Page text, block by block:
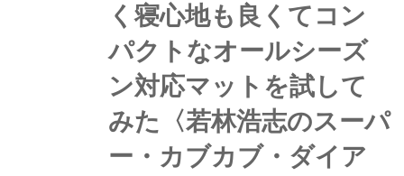
く寝心地も良くてコン
パクトなオールシーズ
ン対応マットを試して
みた〈若林浩志のスーパ
ー・カブカブ・ダイア